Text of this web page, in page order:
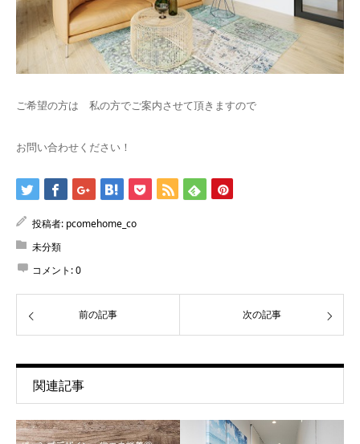
ご希望の方は 私の方でご案内させて頂きますので
お問い合わせください！
投稿者: pcomehome_co
未分類
コメント:0
前の記事 次の記事
関連記事